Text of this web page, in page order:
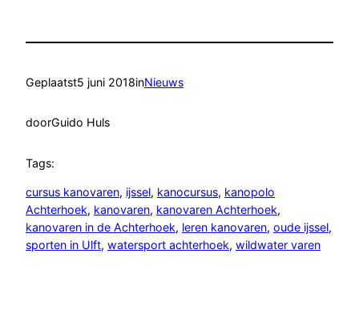
Geplaatst5 juni 2018inNieuws
doorGuido Huls
Tags:
cursus kanovaren, ijssel, kanocursus, kanopolo
Achterhoek, kanovaren, kanovaren Achterhoek
kanovaren in de Achterhoek, leren kanovaren, oude ijssel
sporten in Ulft, watersport achterhoek, wildwater varen